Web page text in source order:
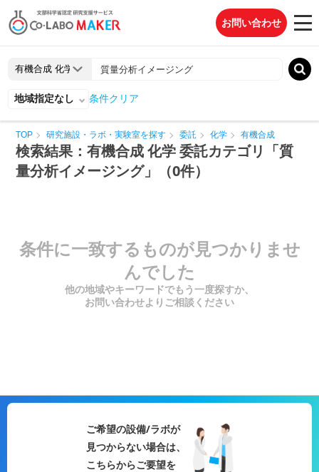
お問い合わせ
地域指定なし 条件クリア
TOP 研究施設・ラボ・実験室を探す 委託 化学 有機合成
検索結果：有機合成 化学 委託カテゴリ「質
量分析イメージング」（0件）
条件に一致するものが見つかりませ
んでした
他の地域やキーワードでもう一度探すか、
お問い合わせよりご相談ください
ご希望の設備/ラボが
見つからない場合は、
こちらからご要望を